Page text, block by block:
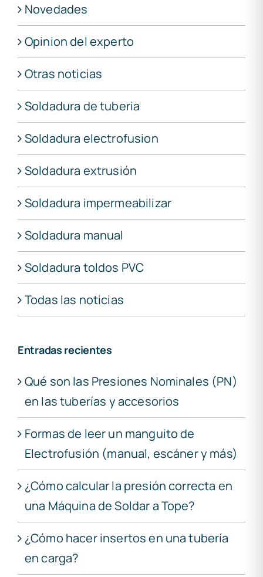
Novedades
Opinion del experto
Otras noticias
Soldadura de tuberia
Soldadura electrofusion
Soldadura extrusión
Soldadura impermeabilizar
Soldadura manual
Soldadura toldos PVC
Todas las noticias
Entradas recientes
Qué son las Presiones Nominales (PN)
en las tuberías y accesorios
Formas de leer un manguito de
Electrofusión (manual, escáner y más)
¿Cómo calcular la presión correcta en
una Máquina de Soldar a Tope?
¿Cómo hacer insertos en una tubería
en carga?